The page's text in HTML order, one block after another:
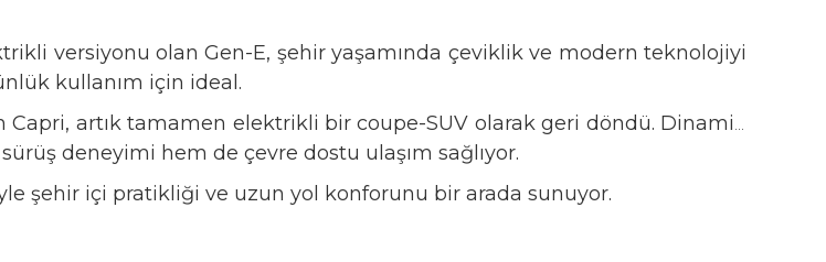
versiyonu olan Gen-E, şehir yaşamında çeviklik ve modern teknolojiyi
kullanım için ideal.
artık tamamen elektrikli bir coupe-SUV olarak geri döndü. Dinamik
deneyimi hem de çevre dostu ulaşım sağlıyor.
şehir içi pratikliği ve uzun yol konforunu bir arada sunuyor.